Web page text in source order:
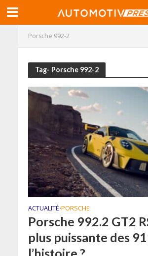
Porsche 992-2
Tag- Porsche 992-2
ACTUALITÉ•PORSCHE
Porsche 992.2 GT2
plus puissante des